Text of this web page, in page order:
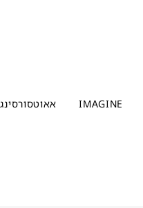
IMAGINE אאוטסורסינג